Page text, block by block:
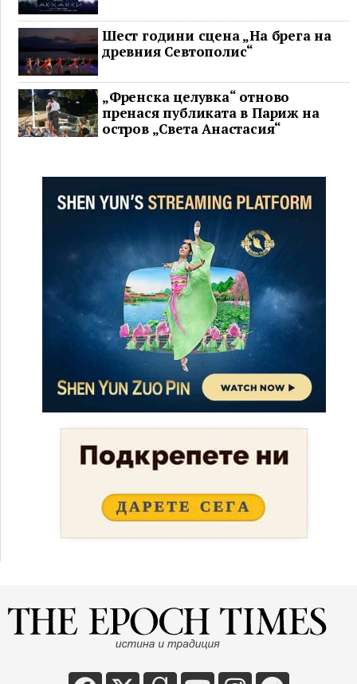
Шест години сцена „На брега на
древния Севтополис“
„Френска целувка“ отново
пренася публиката в Париж на
остров „Света Анастасия“